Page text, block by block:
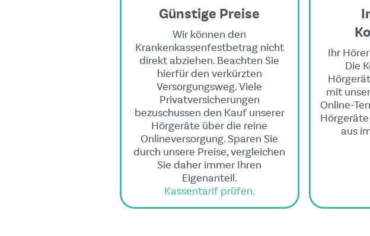
Günstige Preise
Wir können den
Krankenkassenfestbetrag nicht
direkt abziehen. Beachten Sie
hierfür den verkürzten
Versorgungsweg. Viele
Privatversicherungen
bezuschussen den Kauf unserer
Hörgeräte über die reine
Onlineversorgung. Sparen Sie
durch unsere Preise, vergleichen
Sie daher immer Ihren
Eigenanteil.
Kassentarif prüfen.
Ihr
Die
mit
Online-
aus